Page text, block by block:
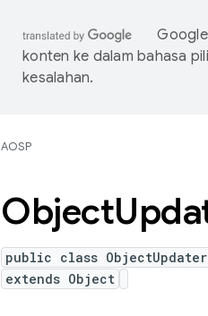
konten ke dalam bahasa
kesalahan.
AOSP
Object
public class ObjectUpdater
extends Object